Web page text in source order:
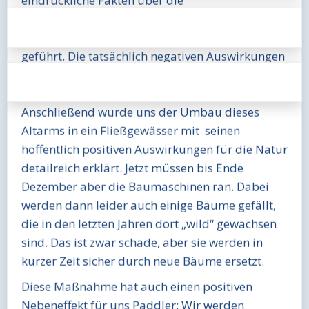
geführt. Die tatsächlich negativen Auswirkungen
Anschließend wurde uns der Umbau dieses
Altarms in ein Fließgewässer mit seinen
hoffentlich positiven Auswirkungen für die Natur
detailreich erklärt. Jetzt müssen bis Ende
Dezember aber die Baumaschinen ran. Dabei
werden dann leider auch einige Bäume gefällt,
die in den letzten Jahren dort „wild“ gewachsen
sind. Das ist zwar schade, aber sie werden in
kurzer Zeit sicher durch neue Bäume ersetzt.
Diese Maßnahme hat auch einen positiven
Nebeneffekt für uns Paddler: Wir werden